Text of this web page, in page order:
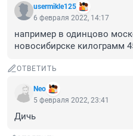
usermikle125
6 февраля 2022, 14:17
например в одинцово
новосибирске килограмм
ОТВЕТИТЬ
Nео
5 февраля 2022, 23:41
Дичь